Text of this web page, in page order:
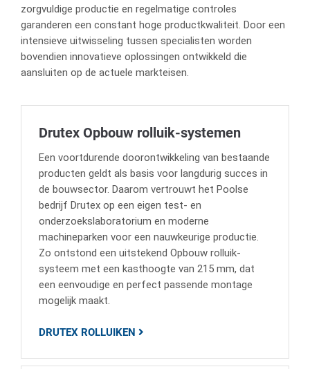
zorgvuldige productie en regelmatige controles
garanderen een constant hoge productkwaliteit. Door een
intensieve uitwisseling tussen specialisten worden
bovendien innovatieve oplossingen ontwikkeld die
aansluiten op de actuele markteisen.
Drutex Opbouw rolluik-systemen
Een voortdurende doorontwikkeling van bestaande
producten geldt als basis voor langdurig succes in
de bouwsector. Daarom vertrouwt het Poolse
bedrijf Drutex op een eigen test- en
onderzoekslaboratorium en moderne
machineparken voor een nauwkeurige productie.
Zo ontstond een uitstekend Opbouw rolluik-
systeem met een kasthoogte van 215 mm, dat
een eenvoudige en perfect passende montage
mogelijk maakt.
DRUTEX ROLLUIKEN